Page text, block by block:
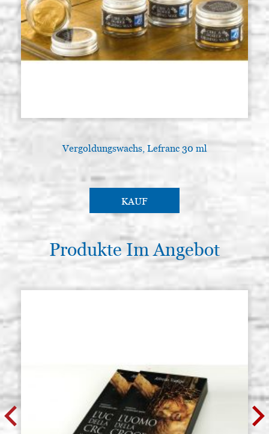
Vergoldungswachs, Lefranc 30 ml
KAUF
Produkte Im Angebot